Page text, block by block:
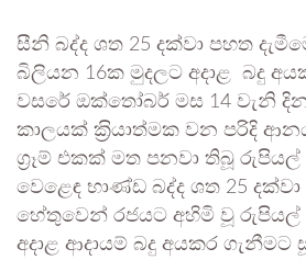
සීනි බද්ද ශත 25 දක්වා පහත
බිලියන 16ක මුදලට අදාළ බදු
වසරේ ඔක්තෝබර් මස 14 වැනි
කාලයක් ක‍්‍රියාත්මක වන පරිදි
ග‍්‍රෑම් එකක් මත පනවා තිබූ
වෙළෙඳ භාණ්ඩ බද්ද ශත 25 දක්වා
හේතුවෙන් රජයට අහිමි වූ රුපියල්
අදාළ ආදායම් බදු අයකර ගැනීමට